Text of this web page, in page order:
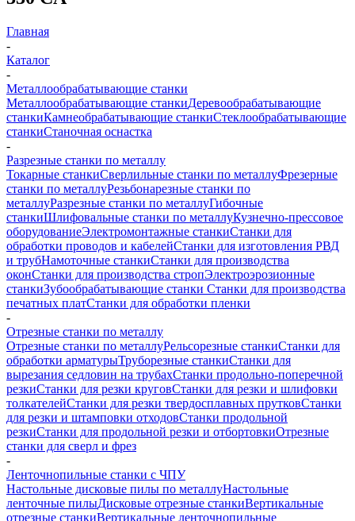
Главная
-
Каталог
-
Металлообрабатывающие станки
Металлообрабатывающие станкиДеревообрабатывающие
станкиКамнеобрабатывающие станкиСтеклообрабатывающие
станкиСтаночная оснастка
-
Разрезные станки по металлу
Токарные станкиСверлильные станки по металлуФрезерные
станки по металлуРезьбонарезные станки по
металлуРазрезные станки по металлуГибочные
станкиШлифовальные станки по металлуКузнечно-прессовое
оборудованиеЭлектромонтажные станкиСтанки для
обработки проводов и кабелейСтанки для изготовления РВД
и трубНамоточные станкиСтанки для производства
оконСтанки для производства стропЭлектроэрозионные
станкиЗубообрабатывающие станки Станки для производства
печатных платСтанки для обработки пленки
-
Отрезные станки по металлу
Отрезные станки по металлуРельсорезные станкиСтанки для
обработки арматурыТруборезные станкиСтанки для
вырезания седловин на трубаxСтанки продольно-поперечной
резкиСтанки для резки круговСтанки для резки и шлифовки
толкателейСтанки для резки твердосплавных прутковСтанки
для резки и штамповки отходовСтанки продольной
резкиСтанки для продольной резки и отбортовкиОтрезные
станки для сверл и фрез
-
Ленточнопильные станки с ЧПУ
Настольные дисковые пилы по металлуНастольные
ленточные пилыДисковые отрезные станкиВертикальные
отрезные станкиВертикальные ленточнопильные